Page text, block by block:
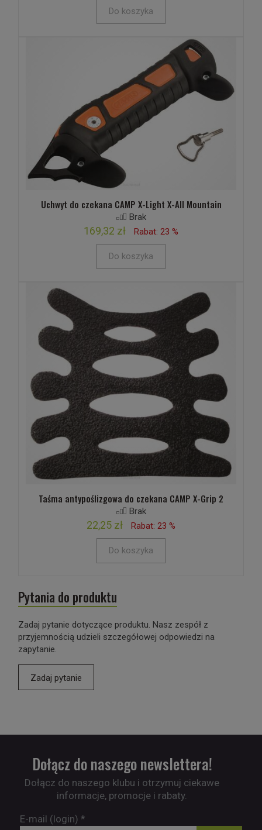
Do koszyka
Uchwyt do czekana CAMP X-Light X-All Mountain
Brak
169,32 zł Rabat: 23 %
Do koszyka
Taśma antypoślizgowa do czekana CAMP X-Grip 2
Brak
22,25 zł Rabat: 23 %
Do koszyka
Pytania do produktu
Zadaj pytanie dotyczące produktu. Nasz zespół z
przyjemnością udzieli szczegółowej odpowiedzi na
zapytanie.
Zadaj pytanie
Dołącz do naszego newslettera!
Dołącz do naszego klubu i otrzymuj ciekawe
informacje, promocje i rabaty.
E-mail (login) *